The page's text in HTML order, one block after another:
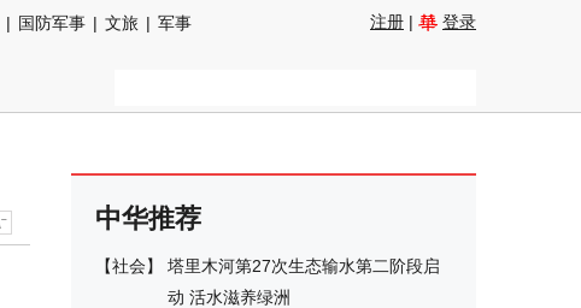
| 国防军事 | 文旅 | 军事
注册 | 登录
中华推荐
【社会】
塔里木河第27次生态输水第二阶段启
动 活水滋养绿洲